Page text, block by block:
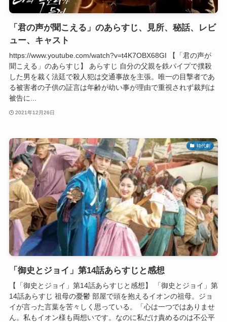
「君の声が聞こえる」のあらすじ、見所、秘話、レビ
ュー、キャスト
https://www.youtube.com/watch?v=t4K7OBX68GI 【「君の声が
聞こえる」のあらすじ】 あらすじ 自分の父親を鉄パイプで撲殺
した男を裁く法廷で殺人犯は交通事故を主張。唯一の目撃者であ
る被害者の子供の証言は年齢が幼い事が理由で重視されず裁判は
被告に...
2021年12月26日
時代劇
「御史とジョイ」第14話あらすじと感想
【「御史とジョイ」第14話あらすじと感想】 「御史とジョイ」第
14話あらすじ 祖母の憂鬱 部屋で頭を抱えるイオンの祖母。ジョ
イが言った言葉を苦々しく思っている。「心は一つではありませ
ん。私もイオン様も両想いです。なのに私だけ責めるのは不公平